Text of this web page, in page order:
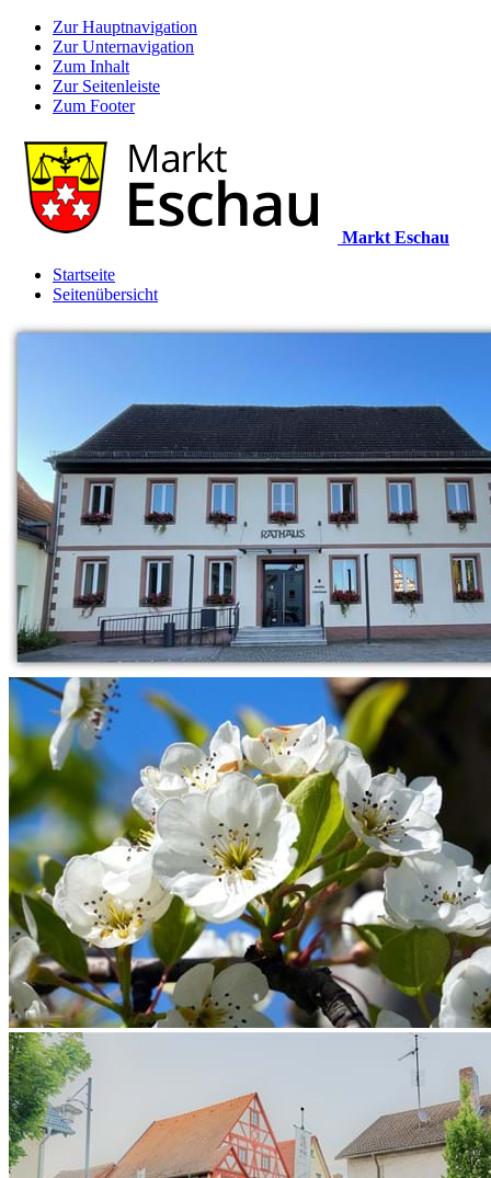
Zur Hauptnavigation
Zur Unternavigation
Zum Inhalt
Zur Seitenleiste
Zum Footer
Markt Eschau
Startseite
Seitenübersicht